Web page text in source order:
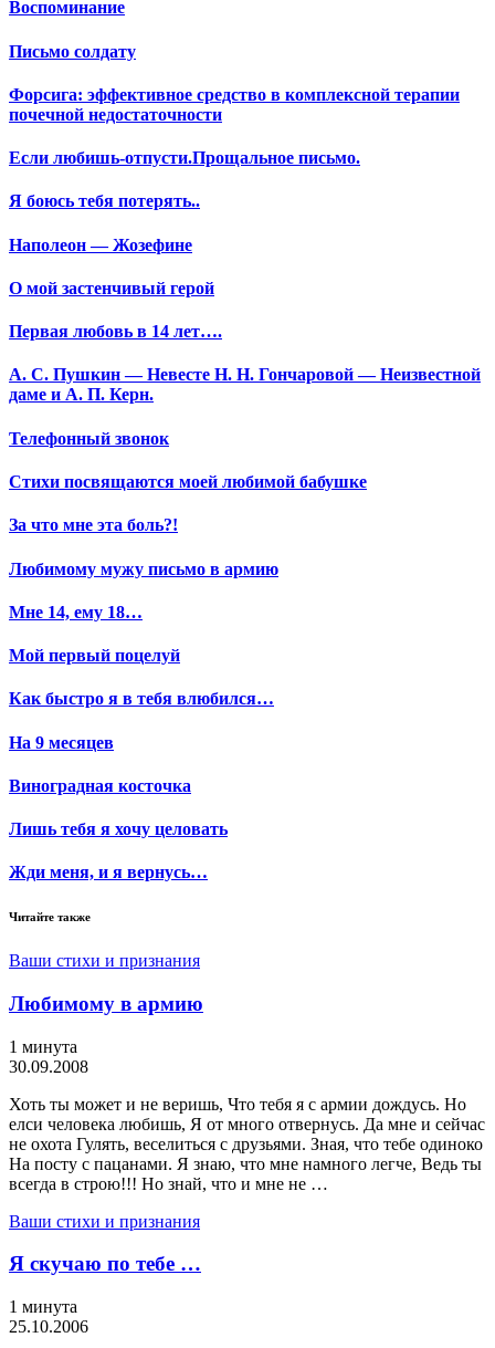
Воспоминание
Письмо солдату
Форсига: эффективное средство в комплексной терапии
почечной недостаточности
Если любишь-отпусти.Прощальное письмо.
Я боюсь тебя потерять..
Наполеон — Жозефине
О мой застенчивый герой
Первая любовь в 14 лет….
А. С. Пушкин — Невесте Н. Н. Гончаровой — Неизвестной
даме и А. П. Керн.
Телефонный звонок
Стихи посвящаются моей любимой бабушке
За что мне эта боль?!
Любимому мужу письмо в армию
Мне 14, ему 18…
Мой первый поцелуй
Как быстро я в тебя влюбился…
На 9 месяцев
Виноградная косточка
Лишь тебя я хочу целовать
Жди меня, и я вернусь…
Читайте также
Ваши стихи и признания
Любимому в армию
1 минута
30.09.2008
Хоть ты может и не веришь, Что тебя я с армии дождусь. Но
елси человека любишь, Я от много отвернусь. Да мне и сейчас
не охота Гулять, веселиться с друзьями. Зная, что тебе одиноко
На посту с пацанами. Я знаю, что мне намного легче, Ведь ты
всегда в строю!!! Но знай, что и мне не …
Ваши стихи и признания
Я скучаю по тебе …
1 минута
25.10.2006